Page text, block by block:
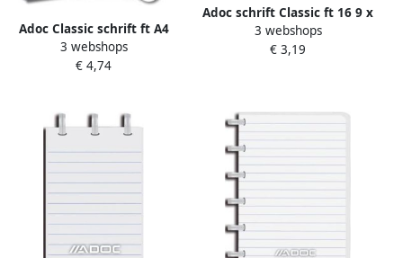
Adoc Classic schrift ft A4
144 bladzijden gelijnd
geassorteerde kleuren
3 webshops
€ 4,74
Adoc schrift Classic ft 16 9 x
21 3 cm geruit 5 mm
kleuren: zwart groen blauw
3 webshops
€ 3,19